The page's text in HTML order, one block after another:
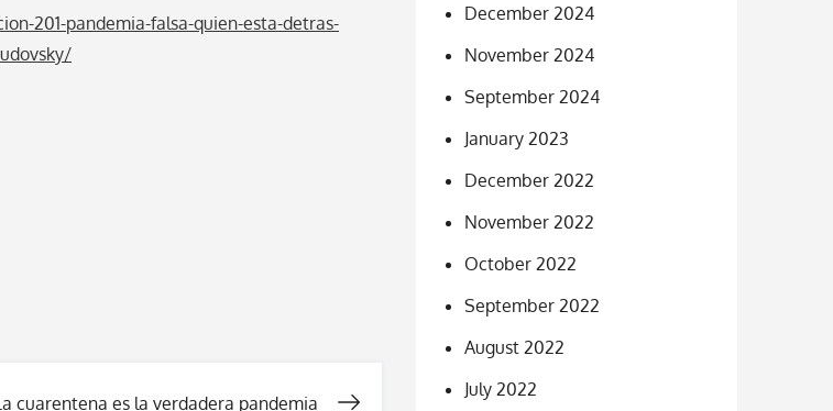
201-pandemia-falsa-quien-esta-detras-
cuarentena es la verdadera pandemia
December 2024
November 2024
September 2024
January 2023
December 2022
November 2022
October 2022
September 2022
August 2022
July 2022